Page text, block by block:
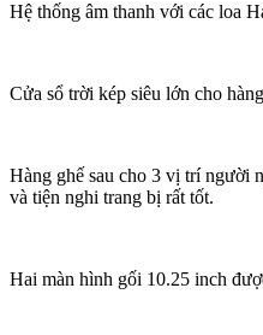
Hệ thống âm thanh với các loa
Cửa sổ trời kép siêu lớn cho
Hàng ghế sau cho 3 vị trí người
và tiện nghi trang bị rất tốt.
Hai màn hình gối 10.25 inch